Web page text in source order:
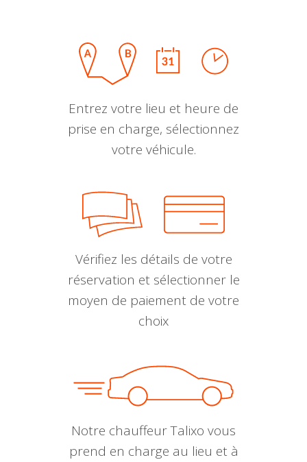
Entrez votre lieu et heure de
prise en charge, sélectionnez
votre véhicule.
Vérifiez les détails de votre
réservation et sélectionner le
moyen de paiement de votre
choix
Notre chauffeur Talixo vous
prend en charge au lieu et à